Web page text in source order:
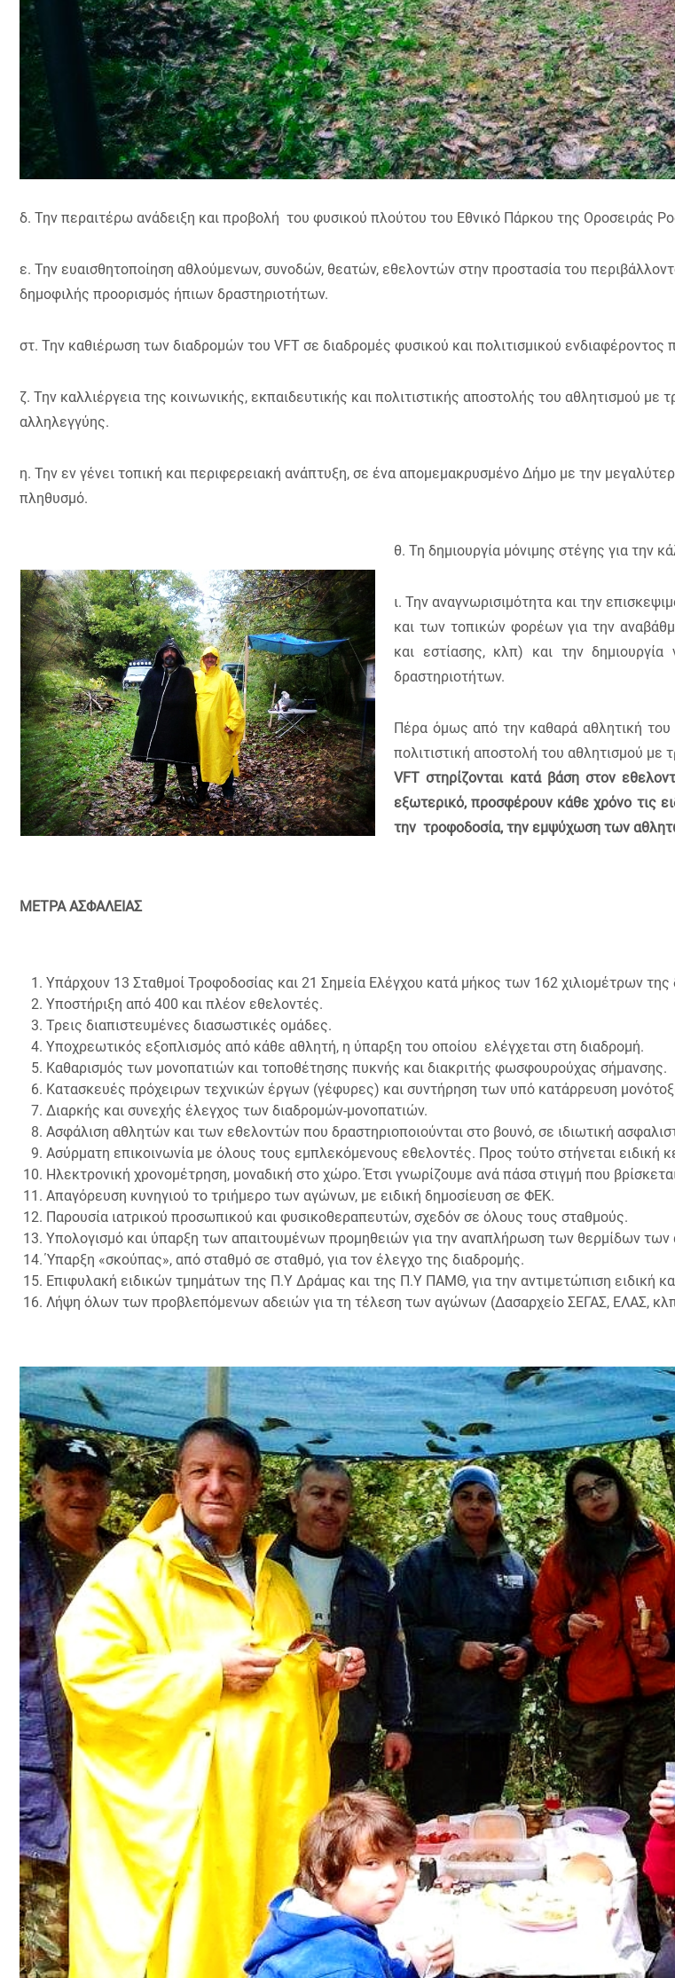
NEWS
PARTICIPATION
RESULTS
INFORMATION
δ. Την περαιτέρω ανάδειξη και προβολή του φυσικού πλούτου του Εθνικό Πάρκου της Οροσειράς
ε. Την ευαισθητοποίηση αθλούμενων, συνοδών, θεατών, εθελοντών στην προστασία του
δημοφιλής προορισμός ήπιων δραστηριοτήτων.
στ. Την καθιέρωση των διαδρομών του VFT σε διαδρομές φυσικού και πολιτισμικού ενδιαφέροντος
ζ. Την καλλιέργεια της κοινωνικής, εκπαιδευτικής και πολιτιστικής αποστολής του αθλητισμού
αλληλεγγύης.
η. Την εν γένει τοπική και περιφερειακή ανάπτυξη, σε ένα απομεμακρυσμένο Δήμο με την
πληθυσμό.
θ. Τη δημιουργία μόνιμης στέγης για την
ι. Την αναγνωρισιμότητα και την
και των τοπικών φορέων για την
και εστίασης, κλπ) και την
δραστηριοτήτων.
Πέρα όμως από την καθαρά αθλητική του
πολιτιστική αποστολή του αθλητισμού με
VFT στηρίζονται κατά βάση στον
εξωτερικό, προσφέρουν κάθε χρόνο τις
την τροφοδοσία, την εμψύχωση των
ΜΕΤΡΑ ΑΣΦΑΛΕΙΑΣ
Υπάρχουν 13 Σταθμοί Τροφοδοσίας και 21 Σημεία Ελέγχου κατά μήκος των 162 χιλιομέτρων της
Υποστήριξη από 400 και πλέον εθελοντές.
Τρεις διαπιστευμένες διασωστικές ομάδες.
Υποχρεωτικός εξοπλισμός από κάθε αθλητή, η ύπαρξη του οποίου ελέγχεται στη διαδρομή.
Καθαρισμός των μονοπατιών και τοποθέτησης πυκνής και διακριτής φωσφουρούχας σήμανσης.
Κατασκευές πρόχειρων τεχνικών έργων (γέφυρες) και συντήρηση των υπό κατάρρευση
Διαρκής και συνεχής έλεγχος των διαδρομών-μονοπατιών.
Ασφάλιση αθλητών και των εθελοντών που δραστηριοποιούνται στο βουνό, σε ιδιωτική
Ασύρματη επικοινωνία με όλους τους εμπλεκόμενους εθελοντές. Προς τούτο στήνεται ειδική
Ηλεκτρονική χρονομέτρηση, μοναδική στο χώρο. Έτσι γνωρίζουμε ανά πάσα στιγμή που
Απαγόρευση κυνηγιού το τριήμερο των αγώνων, με ειδική δημοσίευση σε ΦΕΚ.
Παρουσία ιατρικού προσωπικού και φυσικοθεραπευτών, σχεδόν σε όλους τους σταθμούς.
Υπολογισμό και ύπαρξη των απαιτουμένων προμηθειών για την αναπλήρωση των θερμίδων
Ύπαρξη «σκούπας», από σταθμό σε σταθμό, για τον έλεγχο της διαδρομής.
Επιφυλακή ειδικών τμημάτων της Π.Υ Δράμας και της Π.Υ ΠΑΜΘ, για την αντιμετώπιση ειδική
Λήψη όλων των προβλεπόμενων αδειών για τη τέλεση των αγώνων (Δασαρχείο ΣΕΓΑΣ, ΕΛΑΣ,